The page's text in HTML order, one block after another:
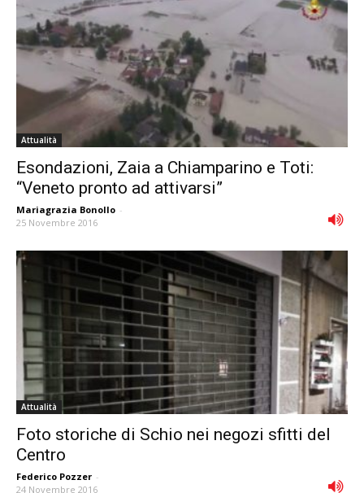
Attualità
Esondazioni, Zaia a Chiamparino e Toti:
“Veneto pronto ad attivarsi”
Mariagrazia Bonollo -
25 Novembre 2016
Attualità
Foto storiche di Schio nei negozi sfitti del
Centro
Federico Pozzer -
24 Novembre 2016